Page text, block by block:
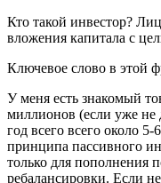
Кто такой инвестор?
вложения капитала с
Ключевое слово в этой
У меня есть знакомый
миллионов (если уже не
год всего всего около
принципа пассивного
только для пополнения
ребалансировки. Если